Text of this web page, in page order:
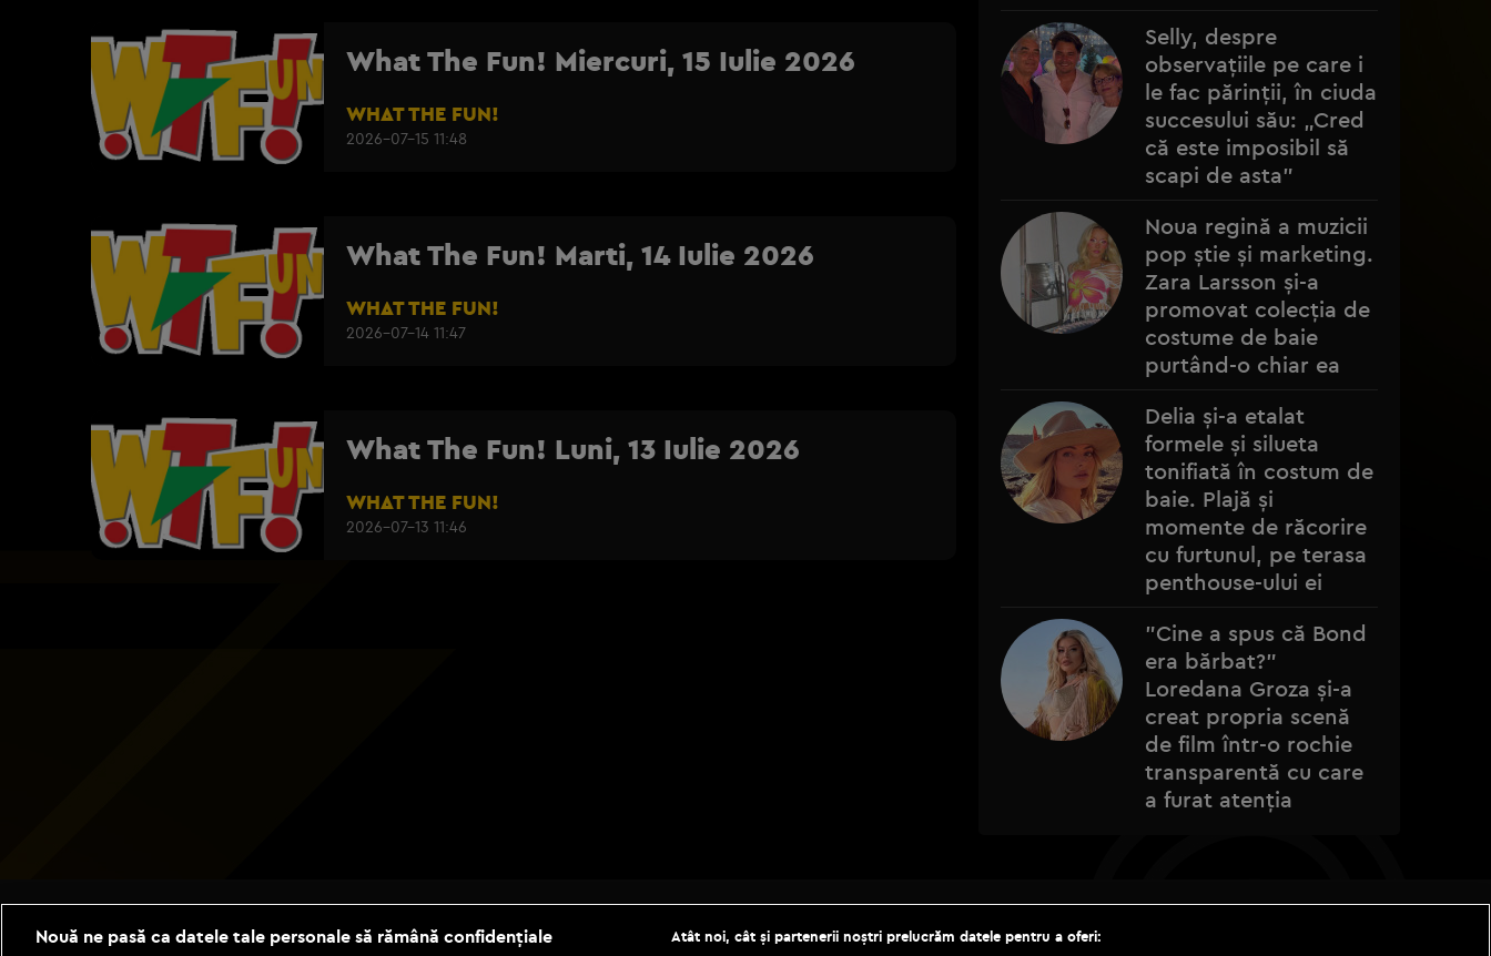
What The Fun! Miercuri, 15 Iulie 2026
WHAT THE FUN!
2026-07-15 11:48
What The Fun! Marti, 14 Iulie 2026
WHAT THE FUN!
2026-07-14 11:47
What The Fun! Luni, 13 Iulie 2026
WHAT THE FUN!
2026-07-13 11:46
Selly, despre
observațiile pe care i
le fac părinții, în ciuda
succesului său: „Cred
că este imposibil să
scapi de asta”
Noua regină a muzicii
pop știe și marketing.
Zara Larsson și-a
promovat colecția de
costume de baie
purtând-o chiar ea
Delia și-a etalat
formele și silueta
tonifiată în costum de
baie. Plajă și
momente de răcorire
cu furtunul, pe terasa
penthouse-ului ei
"Cine a spus că Bond
era bărbat?"
Loredana Groza și-a
creat propria scenă
de film într-o rochie
transparentă cu care
a furat atenția
Nouă ne pasă ca datele tale personale să rămână confidențiale Atât noi, cât și partenerii noștri prelucrăm datele pentru a oferi: